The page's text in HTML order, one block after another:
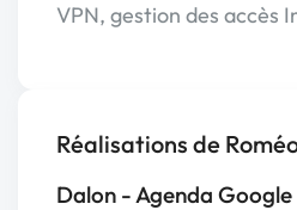
VPN, gestion des accès
Réalisations de
Dalon - Agenda Google